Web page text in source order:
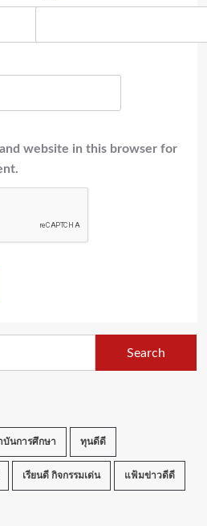
website in this browser for
นการศึกษา ทุนดีดี
เรียนดี กิจกรรมเด่น แฟ้มข่าวดีดี